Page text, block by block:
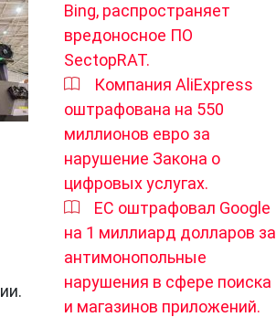
Bing, распространяет
вредоносное ПО
SectopRAT.
Компания AliExpress
оштрафована на 550
миллионов евро за
нарушение Закона о
цифровых услугах.
ЕС оштрафовал Google
на 1 миллиард долларов за
антимонопольные
нарушения в сфере поиска
и магазинов приложений.